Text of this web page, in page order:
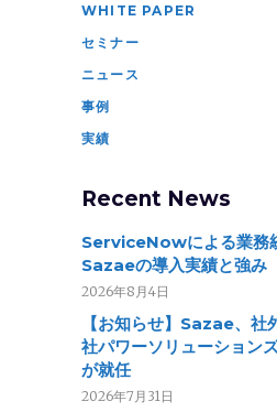
WHITE PAPER
セミナー
ニュース
事例
実績
Recent News
ServiceNowによる業務
Sazaeの導入実績と強み
2026年8月4日
【お知らせ】Sazae、社
社パワーソリューション
が就任
2026年7月31日